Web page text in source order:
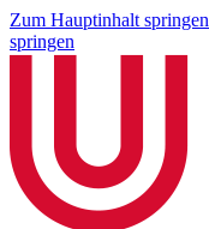
Zum Hauptinhalt springen
springen